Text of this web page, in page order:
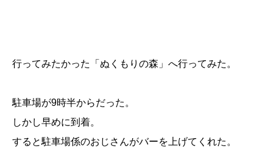
行ってみたかった「ぬくもりの森」へ行ってみた。
駐車場が9時半からだった。
しかし早めに到着。
すると駐車場係のおじさんがバーを上げてくれた。